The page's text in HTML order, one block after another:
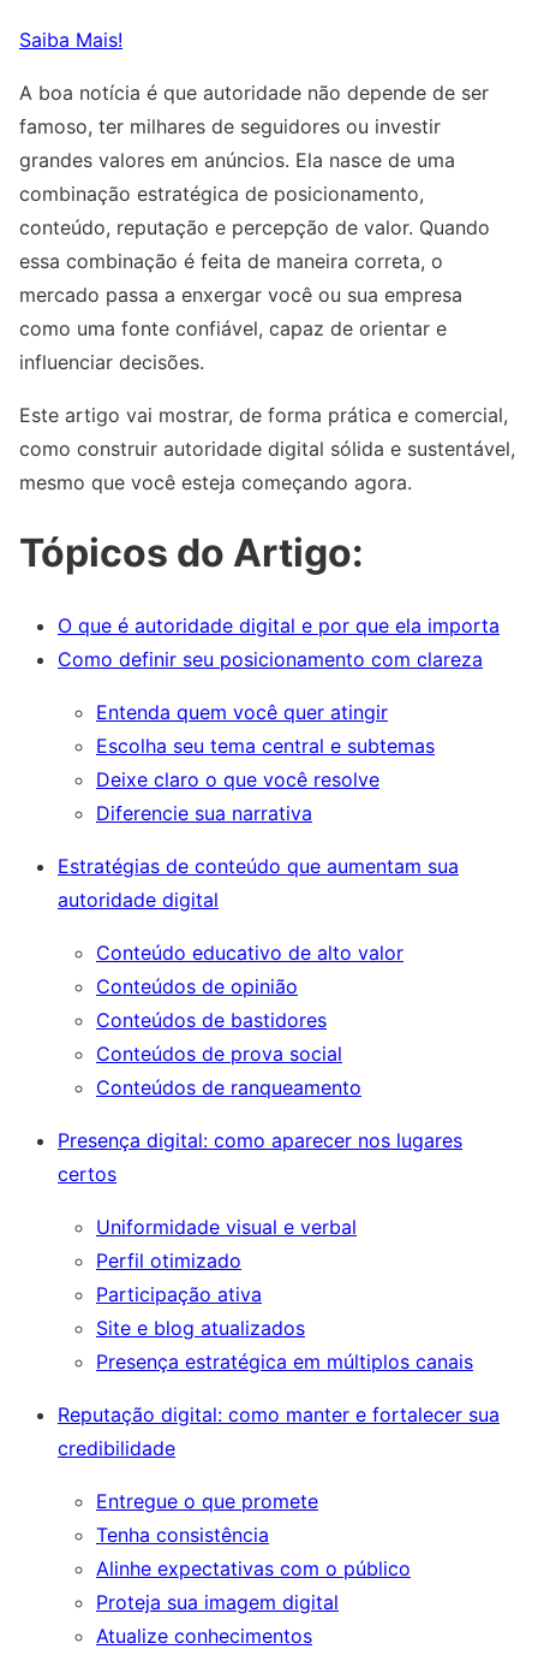
Saiba Mais!
A boa notícia é que autoridade não depende de ser
famoso, ter milhares de seguidores ou investir
grandes valores em anúncios. Ela nasce de uma
combinação estratégica de posicionamento,
conteúdo, reputação e percepção de valor. Quando
essa combinação é feita de maneira correta, o
mercado passa a enxergar você ou sua empresa
como uma fonte confiável, capaz de orientar e
influenciar decisões.
Este artigo vai mostrar, de forma prática e comercial,
como construir autoridade digital sólida e sustentável,
mesmo que você esteja começando agora.
Tópicos do Artigo:
O que é autoridade digital e por que ela importa
Como definir seu posicionamento com clareza
Entenda quem você quer atingir
Escolha seu tema central e subtemas
Deixe claro o que você resolve
Diferencie sua narrativa
Estratégias de conteúdo que aumentam sua
autoridade digital
Conteúdo educativo de alto valor
Conteúdos de opinião
Conteúdos de bastidores
Conteúdos de prova social
Conteúdos de ranqueamento
Presença digital: como aparecer nos lugares
certos
Uniformidade visual e verbal
Perfil otimizado
Participação ativa
Site e blog atualizados
Presença estratégica em múltiplos canais
Reputação digital: como manter e fortalecer sua
credibilidade
Entregue o que promete
Tenha consistência
Alinhe expectativas com o público
Proteja sua imagem digital
Atualize conhecimentos